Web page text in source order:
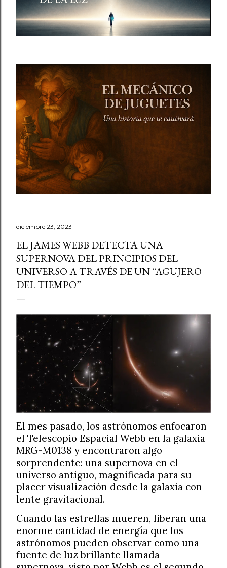
diciembre 23, 2023
EL JAMES WEBB DETECTA UNA
SUPERNOVA DEL PRINCIPIOS DEL
UNIVERSO A TRAVÉS DE UN “AGUJERO
DEL TIEMPO”
El mes pasado, los astrónomos enfocaron
el Telescopio Espacial Webb en la galaxia
MRG-M0138 y encontraron algo
sorprendente: una supernova en el
universo antiguo, magnificada para su
placer visualización desde la galaxia con
lente gravitacional.
Cuando las estrellas mueren, liberan una
enorme cantidad de energía que los
astrónomos pueden observar como una
fuente de luz brillante llamada